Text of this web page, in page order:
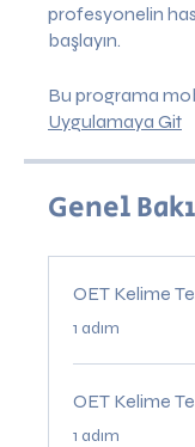
profesyonelin
başlayın.
Bu programa
Uygulamaya Git
Genel
OET Kelime
.1 adım
OET Kelime
.1 adım